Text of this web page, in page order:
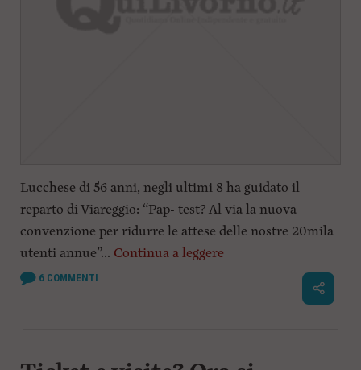
Lucchese di 56 anni, negli ultimi 8 ha guidato il
reparto di Viareggio: “Pap- test? Al via la nuova
convenzione per ridurre le attese delle nostre 20mila
utenti annue”... Continua a leggere
6COMMENTI